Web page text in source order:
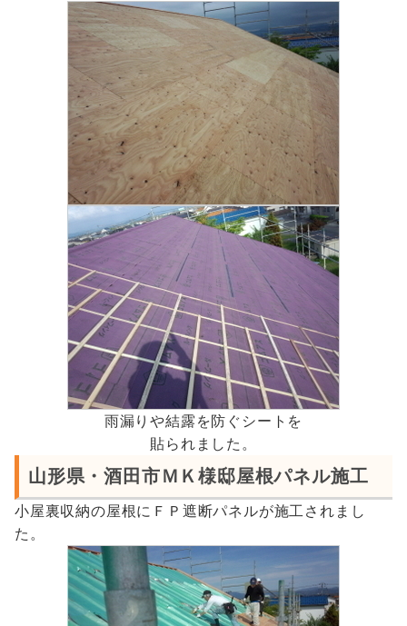
雨漏りや結露を防ぐシートを
貼られました。
山形県・酒田市ＭＫ様邸屋根パネル施工
小屋裏収納の屋根にＦＰ遮断パネルが施工されまし
た。